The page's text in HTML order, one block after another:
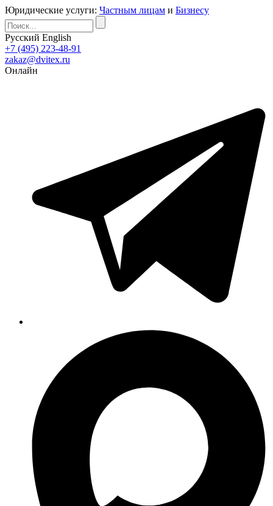
Юридические услуги: Частным лицам и Бизнесу
Русский English
+7 (495) 223-48-91
zakaz@dvitex.ru
Онлайн